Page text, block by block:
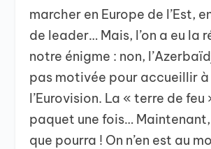
marcher en Europe de l’Est,
de leader… Mais, l’on a eu la
notre énigme : non,
pas motivée pour accueillir à
l’Eurovision. La « terre de feu
paquet une fois…
que pourra ! On n’en est au